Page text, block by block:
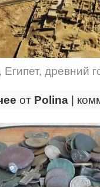
, Египет, древний
от Polina